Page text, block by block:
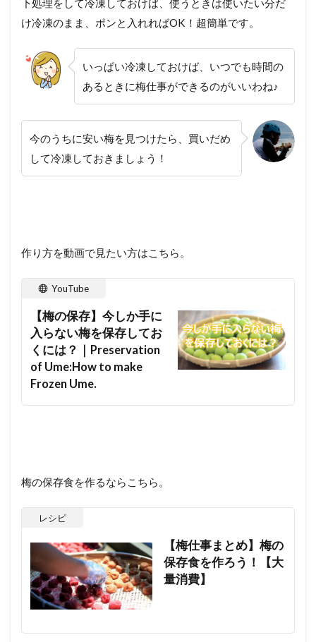
下処理をして冷凍しておけば、使うときは使いたい分だ
け冷凍のまま、ポンと入れればOK！超簡単です。
いっぱい冷凍しておけば、いつでも時間の
あるときに梅仕事ができるのがいいわね♪
今のうちに安い梅を見つけたら、買いだめ
して冷凍しておきましょう！
作り方を動画で見たい方はこちら。
YouTube
【梅の保存】今しか手に
入らない梅を保存してお
くには？｜Preservation
of Ume:How to make
Frozen Ume.
梅の保存食を作るならこちら。
レシピ
【梅仕事まとめ】梅の
保存食を作ろう！【大
量消費】